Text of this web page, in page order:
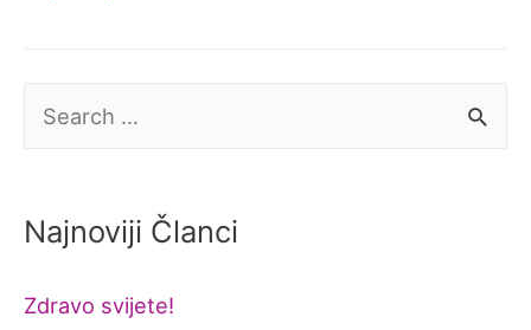
r
h
Najnoviji Članci
Zdravo svijete!